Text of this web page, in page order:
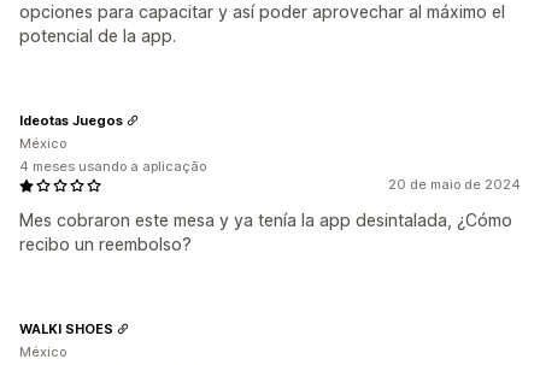
opciones para capacitar y así poder aprovechar al máximo el
potencial de la app.
20 de maio de 2024
Mes cobraron este mesa y ya tenía la app desintalada, ¿Cómo
recibo un reembolso?
Ideotas Juegos
México
4 meses usando a aplicação
WALKI SHOES
México